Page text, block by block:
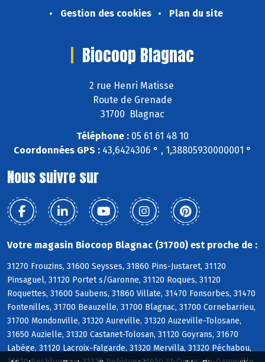
Gestion des cookies
Plan du site
Biocoop Blagnac
2 rue Henri Matisse
Route de Grenade
31700 Blagnac
Téléphone : 05 61 61 48 10
Coordonnées GPS : 43,6424306 ° , 1,38805930000001 °
Nous suivre sur
Votre magasin Biocoop Blagnac (31700) est proche de :
31270 Frouzins, 31600 Seysses, 31860 Pins-Justaret, 31120
Pinsaguel, 31120 Portet s/Garonne, 31120 Roques, 31120
Roquettes, 31600 Saubens, 31860 Villate, 31470 Fonsorbes, 31470
Fontenilles, 31700 Beauzelle, 31700 Blagnac, 31700 Cornebarrieu,
31700 Mondonville, 31320 Aureville, 31320 Auzeville-Tolosane,
31650 Auzielle, 31320 Castanet-Tolosan, 31120 Goyrans, 31670
Labège, 31120 Lacroix-Falgarde, 31320 Mervilla, 31320 Péchabou,